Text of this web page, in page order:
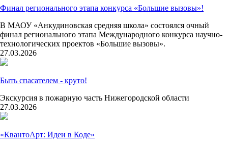
Финал регионального этапа конкурса «Большие вызовы»!
В МАОУ «Анкудиновская средняя школа» состоялся очный
финал регионального этапа Международного конкурса научно-
технологических проектов «Большие вызовы».
27.03.2026
Быть спасателем - круто!
Экскурсия в пожарную часть Нижегородской области
27.03.2026
«КвантоАрт: Идеи в Коде»